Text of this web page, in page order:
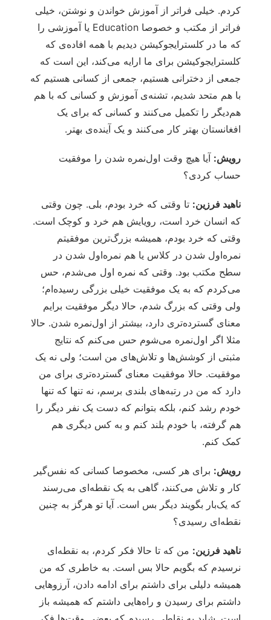
کردم. خیلی فراتر از آموزش خواندن و نوشتن، خیلی
فراتر از مکتب و خصوصا Education یا آموزشی را
که ما در کلسترایجوکیشن دیدیم با همه افاده‌ی که
کلسترایجوکیشن برای ما ارایه می‌کند، این است که
جمعی از دخترانی هستیم، جمعی از کسانی هستیم که
با هم متحد شدیم، تشنه‌ی آموزش و کسانی که با هم
هم‌دیگر را تکمیل می‌کنند و کسانی که برای یک
افغانستان بهتر کار می‌کنند و یک آینده‌ی بهتر.
رویش: آیا هیچ وقت اول‌نمره شدن را موفقیت
حساب کردی؟
ناهید فرزین: تا وقتی که خرد بودم، بلی. چون وقتی
که انسان خرد است، رویایش هم خرد و کوچک است.
وقتی که خرد بودم، همیشه بزرگ‌ترین موفقیتم
نمره‌اول شدن در کلاس یا هم نمره‌اول شدن در
سطح مکتب بود. وقتی که نمره اول می‌شدم، حس
می‌کردم که به یک موفقیت خیلی بزرگی رسیده‌ام؛
ولی وقتی که بزرگ شدم، حالا دیگر موفقیت برایم
معنای گسترده‌تری دارد، بیشتر از اول‌نمره شدن. حالا
مثلا اگر اول‌نمره می‌شوم حس می‌کنم که نتایج
مثبتی از کوشش‌ها و تلاش‌های من است؛ ولی نه یک
موفقیت. حالا موفقیت معنای گسترده‌تری برای من
دارد که من در رتبه‌های بلندی برسم، نه تنها که تنها
خودم رشد کنم، بلکه بتوانم که دست یک نفر دیگر را
هم گرفته، با خودم بلند کنم و به کس دیگری هم
کمک کنم.
رویش: برای هر کسی، مخصوصا کسانی که نفس‌گیر
کار و تلاش می‌کنند، گاهی به یک نقطه‌ای می‌رسند
که یک‌بار بگویند دیگر بس است. آیا تو هرگز به چنین
نقطه‌ای رسیدی؟
ناهید فرزین: من که تا حالا فکر کردم، به نقطه‌ای
نرسیدم که بگویم حالا بس است. به خاطری که من
همیشه دلیلی برای داشتم برای ادامه دادن، آرزوهایی
داشتم برای رسیدن و راه‌هایی داشتم که همیشه باز